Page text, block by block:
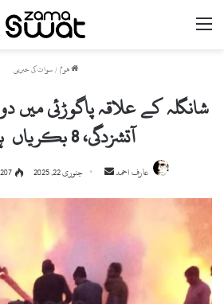
مینو
ھوم / سوات کی خبریں
شانگلہ کے علاقہ پاگوڑئی میں
آتشزدگی، 8 بکریاں ہلاک۔
عارف احمد
Send جنوری 22, 2025 207